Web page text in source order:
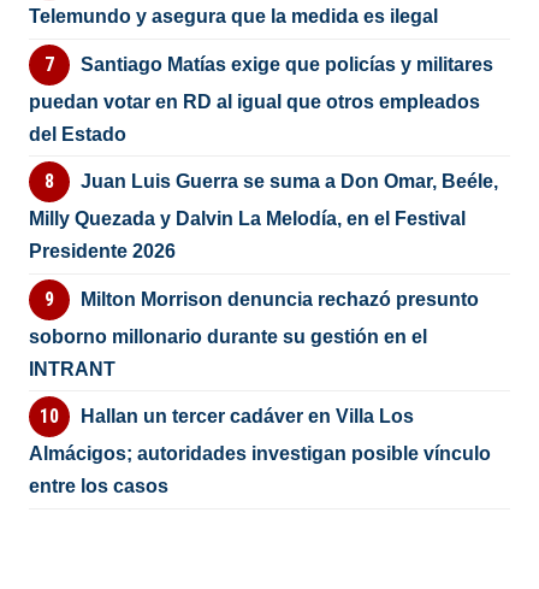
Telemundo y asegura que la medida es ilegal
Santiago Matías exige que policías y militares
puedan votar en RD al igual que otros empleados
del Estado
Juan Luis Guerra se suma a Don Omar, Beéle,
Milly Quezada y Dalvin La Melodía, en el Festival
Presidente 2026
Milton Morrison denuncia rechazó presunto
soborno millonario durante su gestión en el
INTRANT
Hallan un tercer cadáver en Villa Los
Almácigos; autoridades investigan posible vínculo
entre los casos